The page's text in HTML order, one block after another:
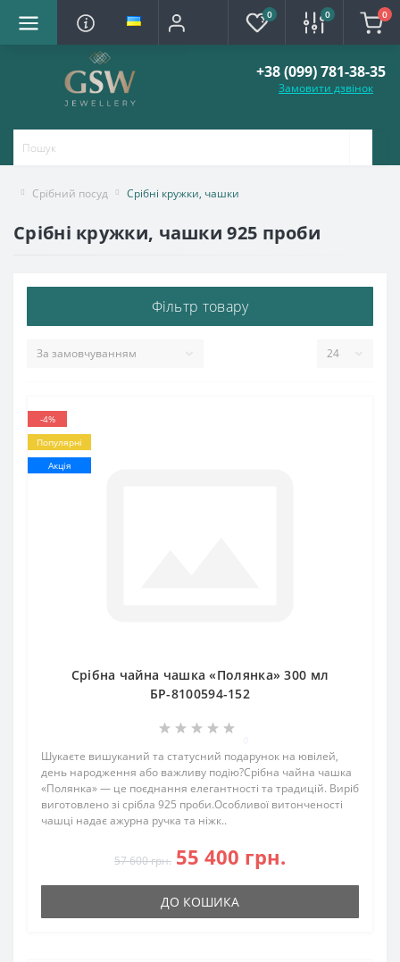
0 0 0
+38 (099) 781-38-35
Замовити дзвінок
Срібний посуд Срібні кружки, чашки
Срібні кружки, чашки 925 проби
Фільтр товару
-4%
Популярні
Акція
Срібна чайна чашка «Полянка» 300 мл
БР-8100594-152
Шукаєте вишуканий та статусний подарунок на ювілей,
день народження або важливу подію?Срібна чайна чашка
«Полянка» — це поєднання елегантності та традицій. Виріб
виготовлено зі срібла 925 проби.Особливої витонченості
чашці надає ажурна ручка та ніжк..
57 600 грн. 55 400 грн.
ДО КОШИКА